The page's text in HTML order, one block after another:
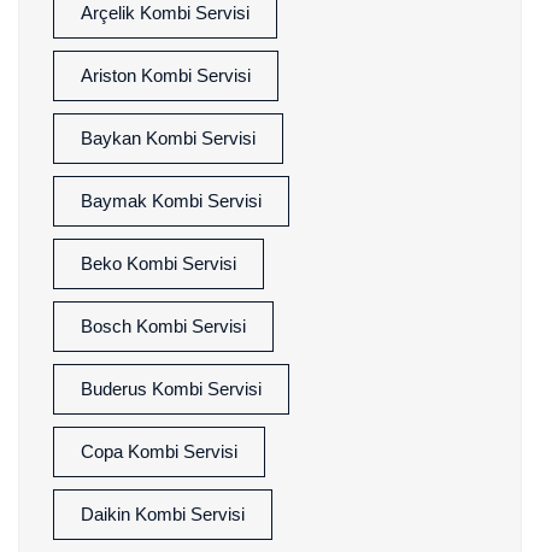
Arçelik Kombi Servisi
Ariston Kombi Servisi
Baykan Kombi Servisi
Baymak Kombi Servisi
Beko Kombi Servisi
Bosch Kombi Servisi
Buderus Kombi Servisi
Copa Kombi Servisi
Daikin Kombi Servisi